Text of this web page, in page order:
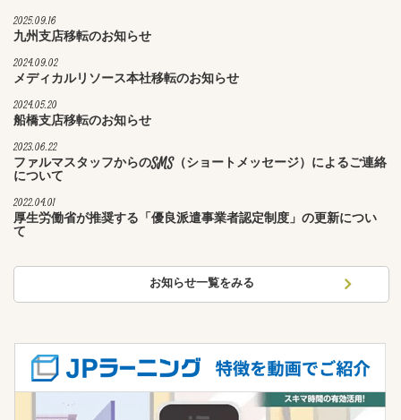
2025.09.16
九州支店移転のお知らせ
2024.09.02
メディカルリソース本社移転のお知らせ
2024.05.20
船橋支店移転のお知らせ
2023.06.22
ファルマスタッフからのSMS（ショートメッセージ）によるご連絡
について
2022.04.01
厚生労働省が推奨する「優良派遣事業者認定制度」の更新につい
て
お知らせ一覧をみる